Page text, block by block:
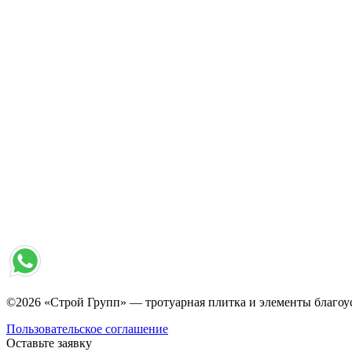
©2026 «Строй Групп» — тротуарная плитка и элементы
Пользовательское соглашение
Оставьте заявку